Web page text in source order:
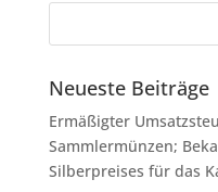
Neueste Beiträge
Ermäßigter
Sammlermünzen;
Silberpreises für das